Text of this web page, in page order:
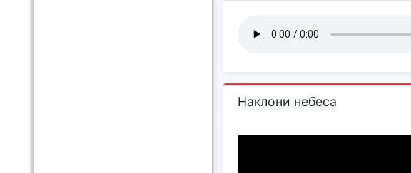
Наклони небеса